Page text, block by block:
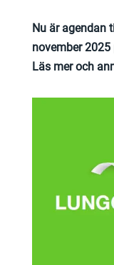
Nu är agendan
november
Läs mer och